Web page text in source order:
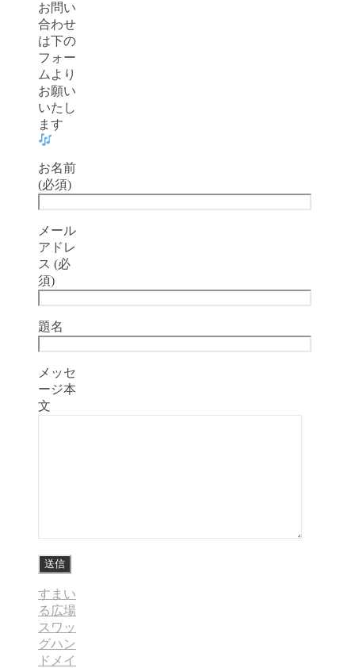
お問い
合わせ
は下の
フォー
ムより
お願い
いたし
ます
お名前
(必須)
メール
アドレ
ス (必
須)
題名
メッセ
ージ本
文
すまい
る広場
スワッ
グハン
ドメイ